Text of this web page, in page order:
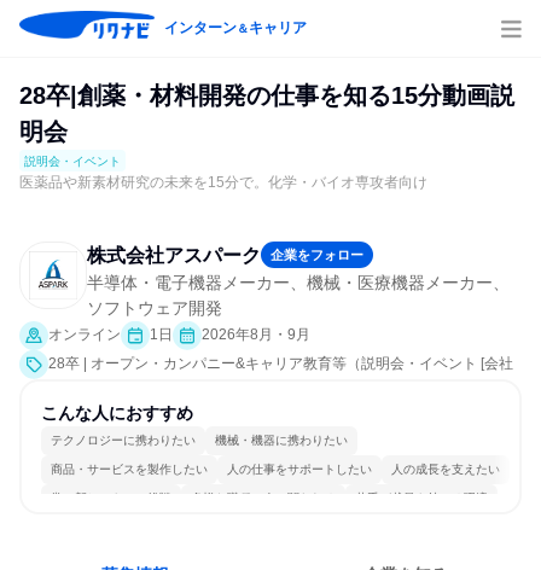
インターン＆キャリア
28卒|創薬・材料開発の仕事を知る15分動画説
明会
説明会・イベント
医薬品や新素材研究の未来を15分で。化学・バイオ専攻者向け
株式会社アスパーク 企業をフォロー
半導体・電子機器メーカー、機械・医療機器メーカー、
ソフトウェア開発
オンライン 1日
2026年8月・9月
28卒 | オープン・カンパニー&キャリア教育等（説明会・イベント [会社
こんな人におすすめ
テクノロジーに携わりたい 機械・機器に携わりたい
商品・サービスを製作したい 人の仕事をサポートしたい 人の成長を支えたい
常に新しいものに挑戦 多様な職種の人と関われる 若手が裁量を持てる環境